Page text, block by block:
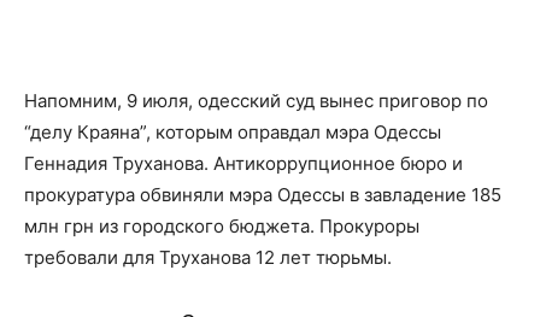
Напомним, 9 июля, одесский суд вынес приговор по
“делу Краяна”, которым оправдал мэра Одессы
Геннадия Труханова. Антикоррупционное бюро и
прокуратура обвиняли мэра Одессы в завладение 185
млн грн из городского бюджета. Прокуроры
требовали для Труханова 12 лет тюрьмы.